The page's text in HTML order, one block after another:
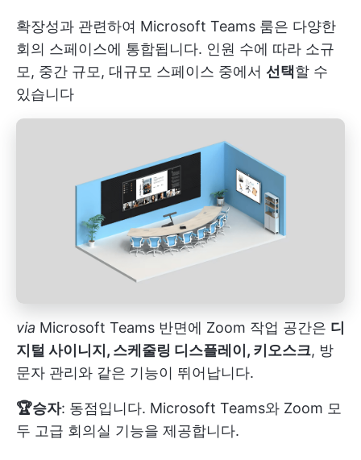
확장성과 관련하여 Microsoft Teams 룸은 다양한
회의 스페이스에 통합됩니다. 인원 수에 따라 소규
모, 중간 규모, 대규모 스페이스 중에서 선택할 수
있습니다
via Microsoft Teams 반면에 Zoom 작업 공간은 디
지털 사이니지, 스케줄링 디스플레이, 키오스크, 방
문자 관리와 같은 기능이 뛰어납니다.
🏆승자: 동점입니다. Microsoft Teams와 Zoom 모
두 고급 회의실 기능을 제공합니다.